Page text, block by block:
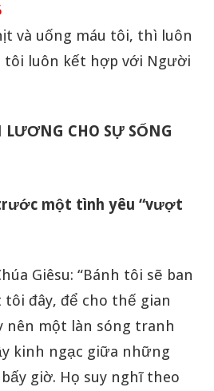
và uống máu tôi, thì luôn
tôi luôn kết hợp với Người
CHO SỰ SỐNG
một tình yêu “vượt
Giêsu: “Bánh tôi sẽ ban
đây, để cho thế gian
nên một làn sóng tranh
kinh ngạc giữa những
giờ. Họ suy nghĩ theo